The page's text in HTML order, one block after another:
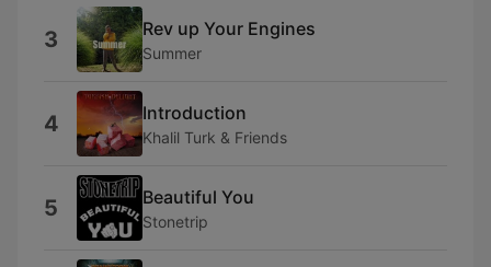
3 Rev up Your Engines
Summer
4 Introduction
Khalil Turk & Friends
5 Beautiful You
Stonetrip